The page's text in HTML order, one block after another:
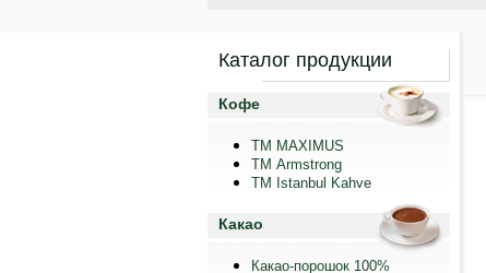
Каталог продукции
Кофе
ТМ MAXIMUS
ТМ Armstrong
TM Istanbul Kahve
Какао
Какао-порошок 100%